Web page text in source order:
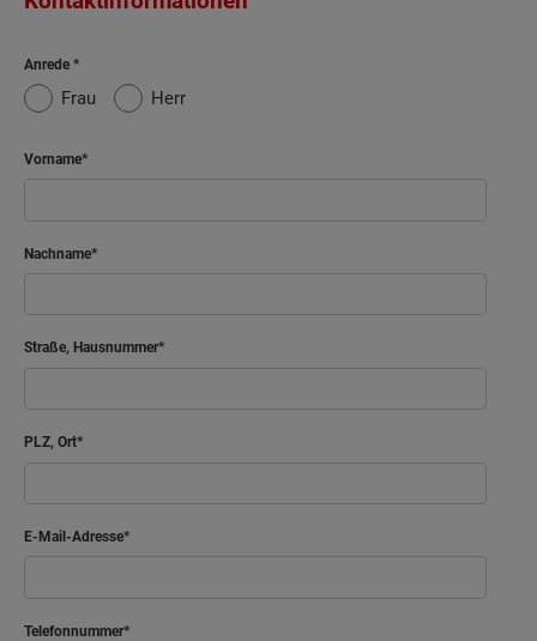
Anrede
Frau Herr
Vorname
Nachname
Straße, Hausnummer
PLZ, Ort
E-Mail-Adresse
Telefonnummer